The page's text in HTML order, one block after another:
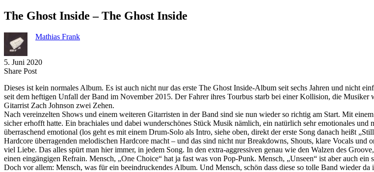
The Ghost Inside – The Ghost Inside
Mathias Frank
5. Juni 2020
Share PostShare
Facebook
Copy
to
clipboard
Send
via
eMail
Dieses ist kein normales Album. Es ist auch nicht nur das erste The Ghost Inside-Album seit sechs Jahren und nicht
seit dem heftigen Unfall der Band im November 2015. Der Fahrer ihres Tourbus starb bei einer Kollision, die
Gitarrist Zach Johnson zwei Zehen.
Nach vereinzelten Shows und einem weiteren Gitarristen in der Band sind sie nun wieder so richtig am Start. Mit
sicher erhofft hatte. Ein brachiales und dabei wunderschönes Stück Musik nämlich, ein natürlich sehr emotionales
überraschend emotional (los geht es mit einem Drum-Solo als Intro, siehe oben, direkt der erste Song danach heißt
Hardcore überragenden melodischen Hardcore macht – und das sind nicht nur Breakdowns, Shouts, klare Vocals
viel Liebe. Das alles spürt man hier immer, in jedem Song. In den extra-aggressiven genau wie den Walzen des
einen eingängigen Refrain. Mensch, „One Choice“ hat ja fast was von Pop-Punk. Mensch, „Unseen“ ist aber auch ein
Doch vor allem: Mensch, was für ein beeindruckendes Album. Und Mensch, schön dass diese so tolle Band wieder da